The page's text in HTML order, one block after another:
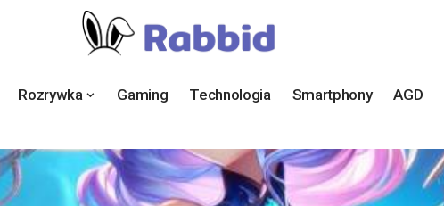
Rozrywka Gaming Technologia Smartphony AGD